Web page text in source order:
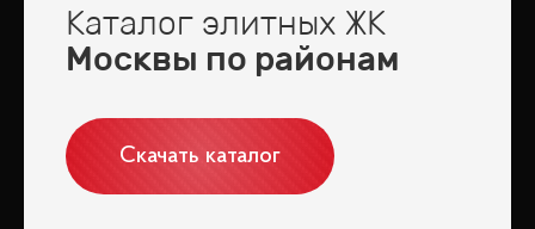
Каталог элитных ЖК
Москвы по районам
Скачать каталог